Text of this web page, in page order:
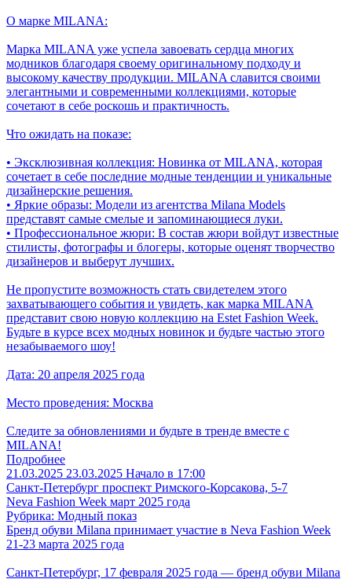
О марке MILANA:
Марка MILANA уже успела завоевать сердца многих
модников благодаря своему оригинальному подходу и
высокому качеству продукции. MILANA славится своими
элегантными и современными коллекциями, которые
сочетают в себе роскошь и практичность.
Что ожидать на показе:
• Эксклюзивная коллекция: Новинка от MILANA, которая
сочетает в себе последние модные тенденции и уникальные
дизайнерские решения.
• Яркие образы: Модели из агентства Milana Models
представят самые смелые и запоминающиеся луки.
• Профессиональное жюри: В состав жюри войдут известные
стилисты, фотографы и блогеры, которые оценят творчество
дизайнеров и выберут лучших.
Не пропустите возможность стать свидетелем этого
захватывающего события и увидеть, как марка MILANA
представит свою новую коллекцию на Estet Fashion Week.
Будьте в курсе всех модных новинок и будьте частью этого
незабываемого шоу!
Дата: 20 апреля 2025 года
Место проведения: Москва
Следите за обновлениями и будьте в тренде вместе с
MILANA!
Подробнее
21.03.2025 23.03.2025 Начало в 17:00
Санкт-Петербург проспект Римского-Корсакова, 5-7
Neva Fashion Week март 2025 года
Рубрика: Модный показ
Бренд обуви Milanа принимает участие в Neva Fashion Week
21-23 марта 2025 года
Санкт-Петербург, 17 февраля 2025 года — бренд обуви Milanа